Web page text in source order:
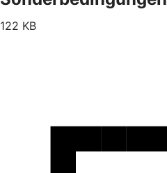
122 KB